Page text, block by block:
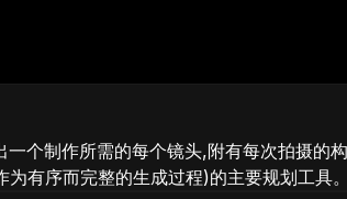
个制作所需的每个镜头,附有每次拍摄
有序而完整的生成过程)的主要规划工具。